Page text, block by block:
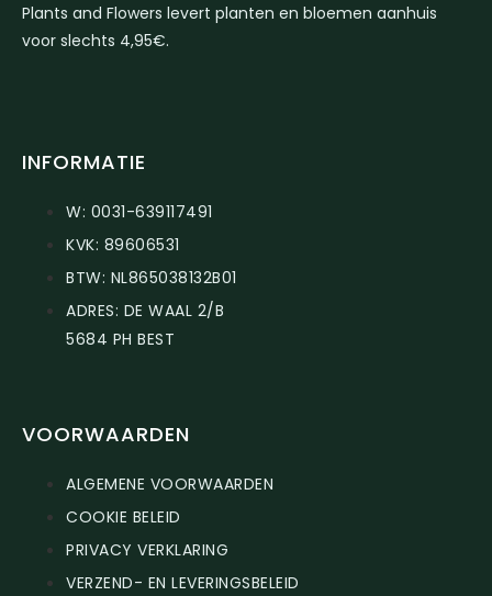
Plants and Flowers levert planten en bloemen aanhuis
voor slechts 4,95€.
INFORMATIE
W: 0031-639117491
KVK: 89606531
BTW: NL865038132B01
ADRES: DE WAAL 2/B
5684 PH BEST
VOORWAARDEN
ALGEMENE VOORWAARDEN
COOKIE BELEID
PRIVACY VERKLARING
VERZEND- EN LEVERINGSBELEID